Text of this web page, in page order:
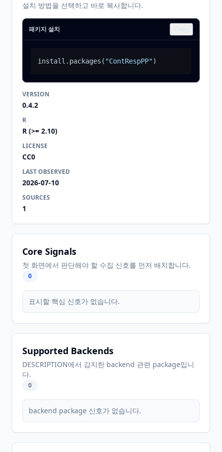
설치 방법을 선택하고 바로 복사합니다.
패키지 설치
install.packages ( "ContRespPP")
VERSION
0.4.2
R
R (>= 2.10)
LICENSE
CC0
LAST OBSERVED
2026-07-10
SOURCES
1
Core Signals
첫 화면에서 판단해야 할 수집 신호를 먼저 배치합니다.
0
표시할 핵심 신호가 없습니다.
Supported Backends
DESCRIPTION에서 감지한 backend 관련 package입니
다.
0
backend package 신호가 없습니다.